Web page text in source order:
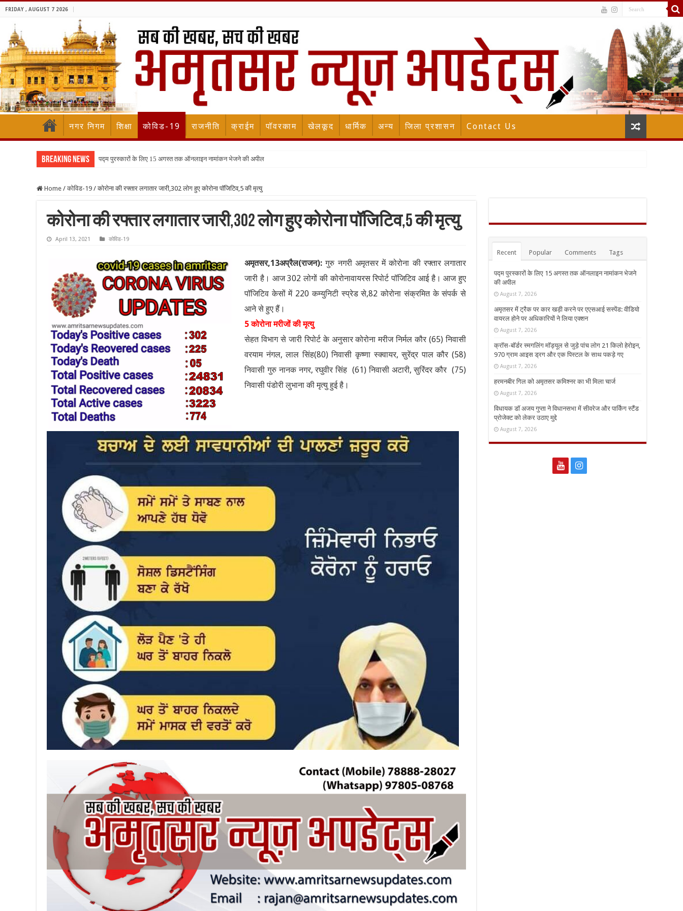
FRIDAY , AUGUST 7 2026
नगर निगम शिक्षा कोविड-19 राजनीति क्राईम पॉवरकाम खेलकूद धार्मिक अन्य जिला प्रशासन Contact Us
Breaking News पद्म पुरस्कारों के लिए 15 अगस्त तक ऑनलाइन नामांकन भेजने की अपील
Home / कोविड-19 / कोरोना की रफ्तार लगातार जारी,302 लोग हुए कोरोना पॉजिटिव,5 की मृत्यु
कोरोना की रफ्तार लगातार जारी,302 लोग हुए कोरोना पॉजिटिव,5 की मृत्यु
April 13, 2021 कोविड-19
अमृतसर,13अप्रैल(राजन): गुरु नगरी अमृतसर में कोरोना की रफ्तार लगातार
जारी है। आज 302 लोगों की कोरोनावायरस रिपोर्ट पॉजिटिव आई है। आज हुए
पॉजिटिव केसों में 220 कम्युनिटी स्प्रेड से,82 कोरोना संक्रमित के संपर्क से
आने से हुए हैं।
5 कोरोना मरीजों की मृत्यु
सेहत विभाग से जारी रिपोर्ट के अनुसार कोरोना मरीज निर्मल कौर (65) निवासी
वरयाम नंगल, लाल सिंह(80) निवासी कृष्णा स्क्वायर, सुरेंद्र पाल कौर (58)
निवासी गुरु नानक नगर, रघुवीर सिंह (61) निवासी अटारी, सुरिंदर कौर (75)
निवासी पंडोरी लुभाना की मृत्यु हुई है।
Recent Popular Comments Tags
पद्म पुरस्कारों के लिए 15 अगस्त तक ऑनलाइन नामांकन भेजने
की अपील
August 7, 2026
अमृतसर में ट्रैक पर कार खड़ी करने पर एएसआई सस्पेंड: वीडियो
वायरल होने पर अधिकारियों ने लिया एक्शन
August 7, 2026
क्रॉस-बॉर्डर स्मगलिंग मॉड्यूल से जुड़े पांच लोग 21 किलो हेरोइन,
970 ग्राम आइस ड्रग और एक पिस्टल के साथ पकड़े गए
August 7, 2026
हरमनबीर गिल को अमृतसर कमिश्नर का भी मिला चार्ज
August 7, 2026
विधायक डॉ अजय गुप्ता ने विधानसभा में सीवरेज और पार्किंग स्टैंड
प्रोजेक्ट को लेकर उठाए मुद्दे
August 7, 2026